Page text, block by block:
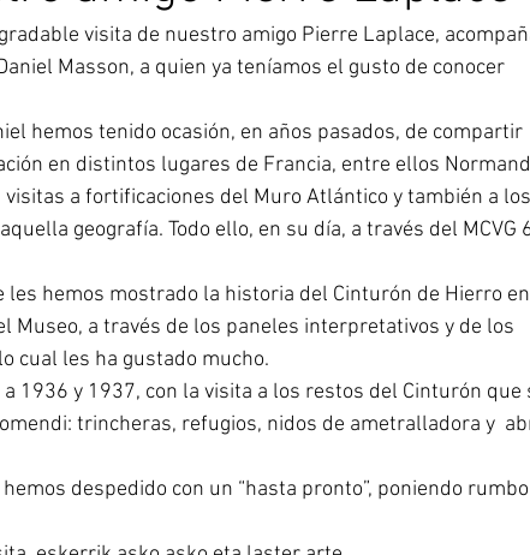
visita de nuestro amigo Pierre Laplace,
Masson, a quien ya teníamos el gusto de conocer
hemos tenido ocasión, en años pasados, de compartir
en distintos lugares de Francia, entre ellos
visitas a fortificaciones del Muro Atlántico y también a los
geografía. Todo ello, en su día, a través del MCVG
les hemos mostrado la historia del Cinturón de Hierro
Museo, a través de los paneles interpretativos y de los
cual les ha gustado mucho.
1936 y 1937, con la visita a los restos del Cinturón que
trincheras, refugios, nidos de ametralladora y
despedido con un “hasta pronto”, poniendo